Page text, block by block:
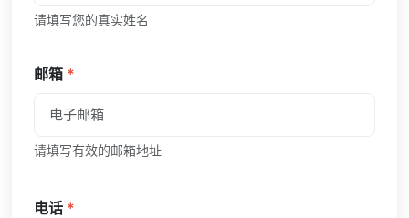
请填写您的真实姓名
邮箱 *
请填写有效的邮箱地址
电话 *